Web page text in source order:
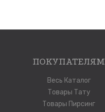
ПОКУПАТЕЛЯМ
Весь Каталог
Товары Тату
Товары Пирсинг